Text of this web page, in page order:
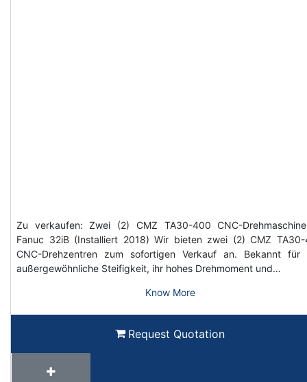
Zu verkaufen: Zwei (2) CMZ TA30-400 CNC-
Fanuc 32iB (Installiert 2018) Wir bieten zwei (2) CMZ
CNC-Drehzentren zum sofortigen Verkauf an. Bekannt für
außergewöhnliche Steifigkeit, ihr hohes Drehmoment und…
Know More
Request Quotation